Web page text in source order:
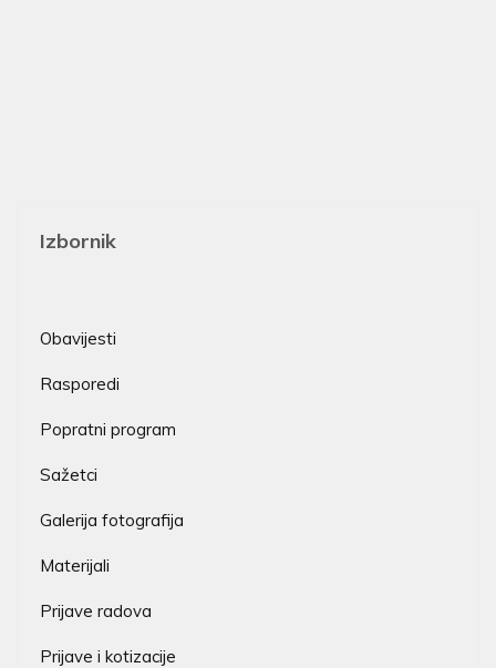
Izbornik
Obavijesti
Rasporedi
Popratni program
Sažetci
Galerija fotografija
Materijali
Prijave radova
Prijave i kotizacije